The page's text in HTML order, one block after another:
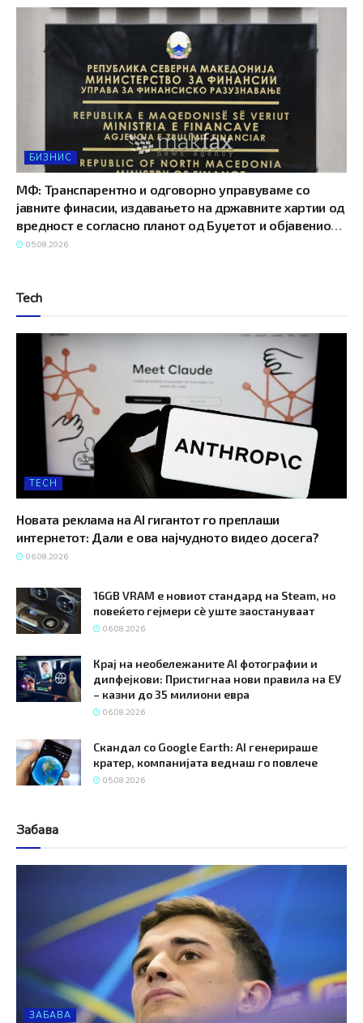
БИЗНИС
МФ: Транспарентно и одговорно управуваме со
јавните финасии, издавањето на државните хартии од
вредност е согласно планот од Буџетот и објавениот
Календар за емисии на ДХВ
05.08.2026
Tech
TECH
Новата реклама на AI гигантот го преплаши
интернетот: Дали е ова најчудното видео досега?
06.08.2026
16GB VRAM е новиот стандард на Steam, но
повеќето гејмери ​​сè уште заостануваат
06.08.2026
Крај на необележаните AI фотографии и
дипфејкови: Пристигнаа нови правила на ЕУ
– казни до 35 милиони евра
06.08.2026
Скандал со Google Earth: AI генерираше
кратер, компанијата веднаш го повлече
05.08.2026
Забава
ЗАБАВА